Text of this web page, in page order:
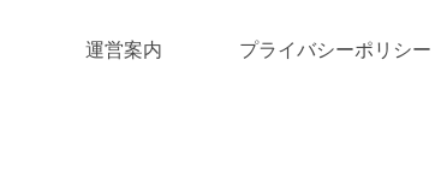
運営案内 プライバシーポリシー